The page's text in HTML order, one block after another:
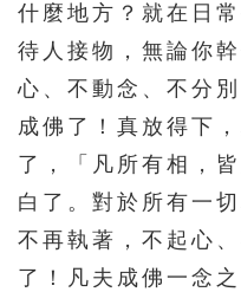
什麼地方？就在日
待人接物，無論你
心、不動念、不分
成佛了！真放得下
了，「凡所有相，
白了。對於所有一
不再執著，不起心
了！凡夫成佛一念之